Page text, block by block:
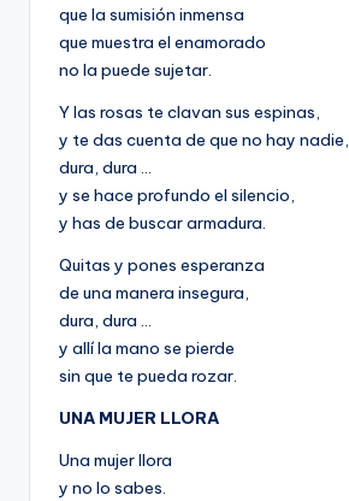
que la sumisión inmensa
que muestra el enamorado
no la puede sujetar.
Y las rosas te clavan sus espinas,
y te das cuenta de que no hay nadie,
dura, dura …
y se hace profundo el silencio,
y has de buscar armadura.
Quitas y pones esperanza
de una manera insegura,
dura, dura …
y allí la mano se pierde
sin que te pueda rozar.
UNA MUJER LLORA
Una mujer llora
y no lo sabes.